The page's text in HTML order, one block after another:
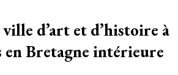
et avis sur les hôtelss
d’art et d’histoire à
en Bretagne intérieure